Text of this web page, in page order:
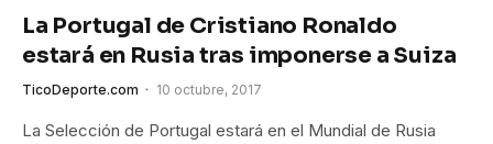
La Portugal de Cristiano Ronaldo
estará en Rusia tras imponerse a Suiza
TicoDeporte.com 10 octubre, 2017
La Selección de Portugal estará en el Mundial de Rusia